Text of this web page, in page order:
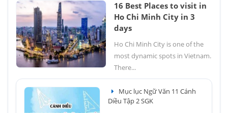
16 Best Places to visit in
Ho Chi Minh City in 3
days
Ho Chi Minh City is one of the
most dynamic spots in Vietnam.
There...
Mục lục Ngữ Văn 11 Cánh
Diều Tập 2 SGK